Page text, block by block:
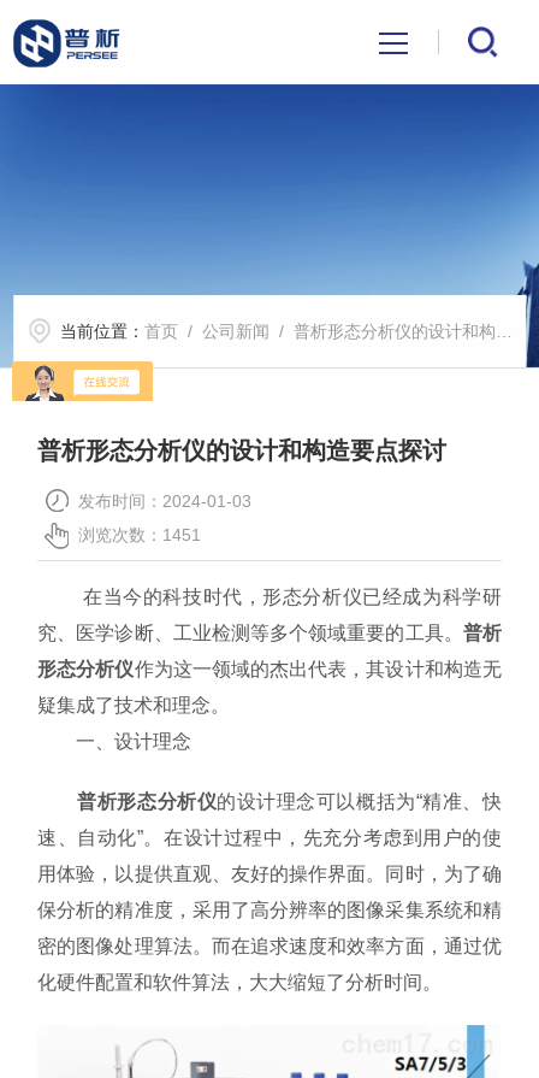
公司新闻
联系我们
当前位置：首页 /公司新闻 / 普析形态分析仪的设计和构造要点探讨
普析形态分析仪的设计和构造要点探讨
发布时间：2024-01-03
浏览次数：1451
在当今的科技时代，形态分析仪已经成为科学研
究、医学诊断、工业检测等多个领域重要的工具。 普析
形态分析仪作为这一领域的杰出代表，其设计和构造无
疑集成了技术和理念。
一、设计理念
普析形态分析仪的设计理念可以概括为“精准、快
速、自动化”。在设计过程中，先充分考虑到用户的使
用体验，以提供直观、友好的操作界面。同时，为了确
保分析的精准度，采用了高分辨率的图像采集系统和精
密的图像处理算法。而在追求速度和效率方面，通过优
化硬件配置和软件算法，大大缩短了分析时间。